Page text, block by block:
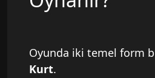
Oyunda iki temel form
Kurt.